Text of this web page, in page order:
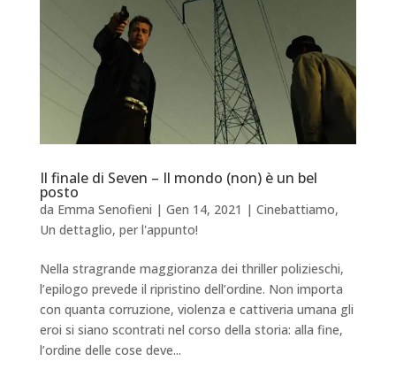
Il finale di Seven – Il mondo (non) è un bel
posto
da Emma Senofieni | Gen 14, 2021 | Cinebattiamo,
Un dettaglio, per l'appunto!
Nella stragrande maggioranza dei thriller polizieschi,
l’epilogo prevede il ripristino dell’ordine. Non importa
con quanta corruzione, violenza e cattiveria umana gli
eroi si siano scontrati nel corso della storia: alla fine,
l’ordine delle cose deve...